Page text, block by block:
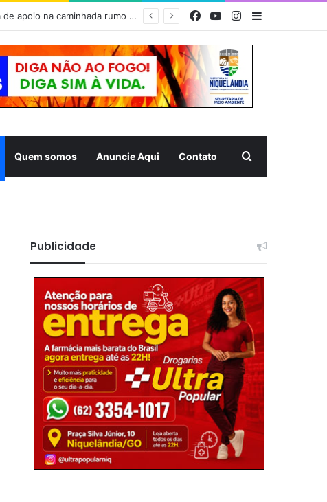
PÃO, FÉ E SOLIDARIEDADE – Prefeitura de Niquelândia recebe romeiros com forte estrutura de apoio na caminhada rumo ao Muquém FacebookYouTubeInstagram
Quem somos Anuncie Aqui Contato
Publicidade